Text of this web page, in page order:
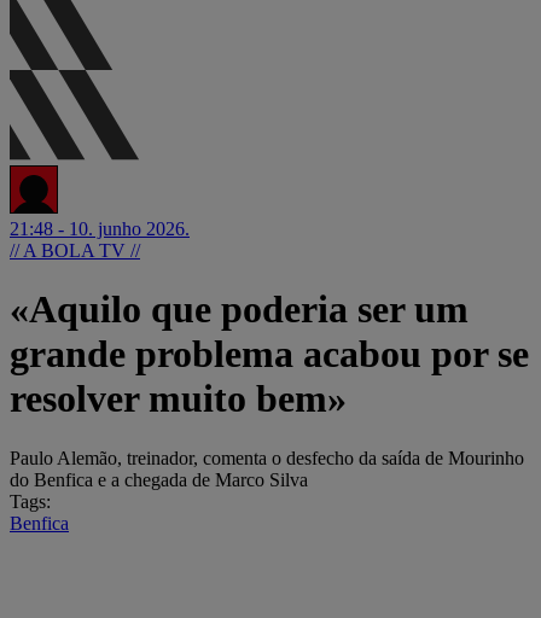
21:48 - 10. junho 2026.
// A BOLA TV //
«Aquilo que poderia ser um
grande problema acabou por se
resolver muito bem»
Paulo Alemão, treinador, comenta o desfecho da saída de Mourinho
do Benfica e a chegada de Marco Silva
Tags:
Benfica